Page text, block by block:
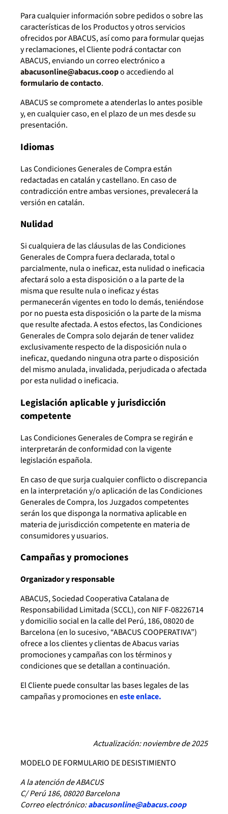
Para cualquier información sobre pedidos o sobre las
características de los Productos y otros servicios
ofrecidos por ABACUS, así como para formular quejas
y reclamaciones, el Cliente podrá contactar con
ABACUS, enviando un correo electrónico a
abacusonline@abacus.coopo accediendo al
formulario de contacto.
ABACUS se compromete a atenderlas lo antes posible
y, en cualquier caso, en el plazo de un mes desde su
presentación.
Idiomas
Las Condiciones Generales de Compra están
redactadas en catalán y castellano. En caso de
contradicción entre ambas versiones, prevalecerá la
versión en catalán.
Nulidad
Si cualquiera de las cláusulas de las Condiciones
Generales de Compra fuera declarada, total o
parcialmente, nula o ineficaz, esta nulidad o ineficacia
afectará solo a esta disposición o a la parte de la
misma que resulte nula o ineficaz y éstas
permanecerán vigentes en todo lo demás, teniéndose
por no puesta esta disposición o la parte de la misma
que resulte afectada. A estos efectos, las Condiciones
Generales de Compra solo dejarán de tener validez
exclusivamente respecto de la disposición nula o
ineficaz, quedando ninguna otra parte o disposición
del mismo anulada, invalidada, perjudicada o afectada
por esta nulidad o ineficacia.
Legislación aplicable y jurisdicción
competente
Las Condiciones Generales de Compra se regirán e
interpretarán de conformidad con la vigente
legislación española.
En caso de que surja cualquier conflicto o discrepancia
en la interpretación y/o aplicación de las Condiciones
Generales de Compra, los Juzgados competentes
serán los que disponga la normativa aplicable en
materia de jurisdicción competente en materia de
consumidores y usuarios.
Campañas y promociones
Organizador y responsable
ABACUS, Sociedad Cooperativa Catalana de
Responsabilidad Limitada (SCCL), con NIF F-08226714
y domicilio social en la calle del Perú, 186, 08020 de
Barcelona (en lo sucesivo, “ABACUS COOPERATIVA”)
ofrece a los clientes y clientas de Abacus varias
promociones y campañas con los términos y
condiciones que se detallan a continuación.
El Cliente puede consultar las bases legales de las
campañas y promociones eneste enlace.
Actualización: noviembre de 2025
MODELO DE FORMULARIO DE DESISTIMIENTO
A la atención de ABACUS
C/ Perú 186, 08020 Barcelona
Correo electrónico:abacusonline@abacus.coop